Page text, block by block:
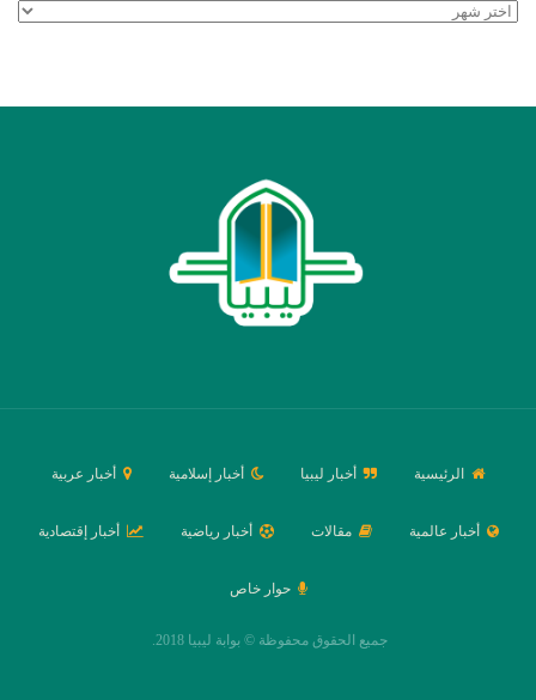
الأرشيف
الرئيسية أخبار ليبيا أخبار إسلامية أخبار عربية
أخبار عالمية مقالات أخبار رياضية أخبار إقتصادية
حوار خاص
جميع الحقوق محفوظة © بوابة ليبيا 2018.